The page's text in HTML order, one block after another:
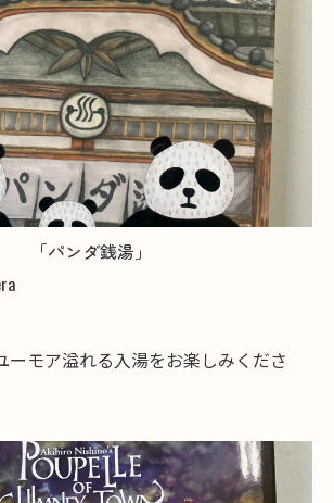
「パンダ銭湯」
ーモア溢れる入湯をお楽しみくださ